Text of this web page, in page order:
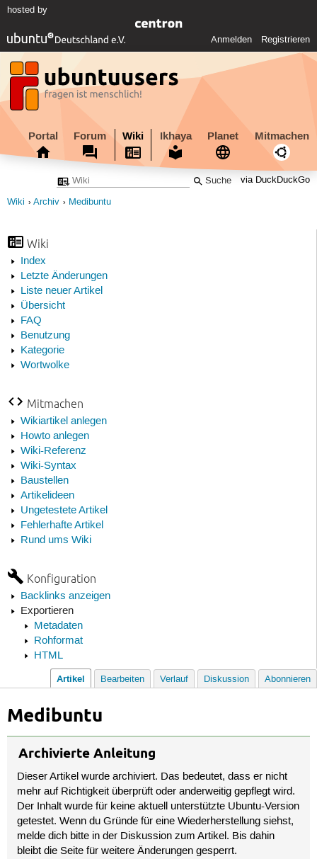
hosted by
Anmelden Registrieren
Portal Forum Wiki Ikhaya Planet Mitmachen
via DuckDuckGo
Wiki Archiv Medibuntu
Wiki
Index
Letzte Änderungen
Liste neuer Artikel
Übersicht
FAQ
Benutzung
Kategorie
Wortwolke
Mitmachen
Wikiartikel anlegen
Howto anlegen
Wiki-Referenz
Wiki-Syntax
Baustellen
Artikelideen
Ungetestete Artikel
Fehlerhafte Artikel
Rund ums Wiki
Konfiguration
Backlinks anzeigen
Exportieren
Metadaten
Rohformat
HTML
Artikel Bearbeiten Verlauf Diskussion Abonnieren
Medibuntu
Archivierte Anleitung
Dieser Artikel wurde archiviert. Das bedeutet, dass er nicht
mehr auf Richtigkeit überprüft oder anderweitig gepflegt wird.
Der Inhalt wurde für keine aktuell unterstützte Ubuntu-Version
getestet. Wenn du Gründe für eine Wiederherstellung siehst,
melde dich bitte in der Diskussion zum Artikel. Bis dahin
bleibt die Seite für weitere Änderungen gesperrt.